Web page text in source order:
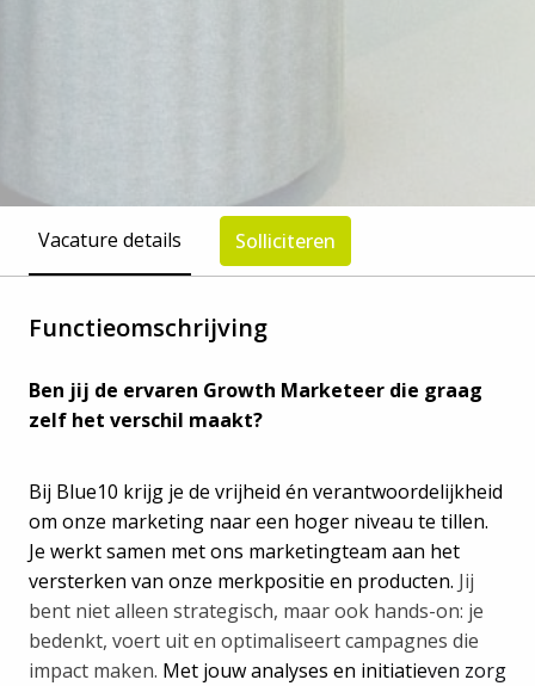
Vacature details Solliciteren
Functieomschrijving
Ben jij de ervaren Growth Marketeer die graag
zelf het verschil maakt?
Bij Blue10 krijg je de vrijheid én verantwoordelijkheid
om onze marketing naar een hoger niveau te tillen.
Je werkt samen met ons marketingteam aan het
versterken van onze merkpositie en producten. Jij
bent niet alleen strategisch, maar ook hands-on: je
bedenkt, voert uit en optimaliseert campagnes die
impact maken. Met jouw analyses en initiatieven zorg